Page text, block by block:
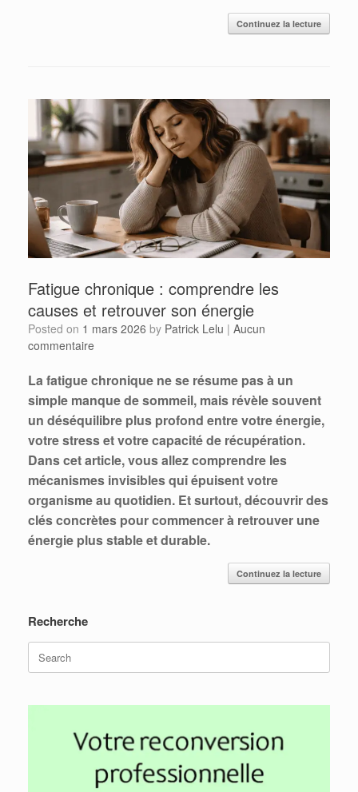
Continuez la lecture
Fatigue chronique : comprendre les
causes et retrouver son énergie
Posted on 1 mars 2026 by Patrick Lelu | Aucun
commentaire
La fatigue chronique ne se résume pas à un
simple manque de sommeil, mais révèle souvent
un déséquilibre plus profond entre votre énergie,
votre stress et votre capacité de récupération.
Dans cet article, vous allez comprendre les
mécanismes invisibles qui épuisent votre
organisme au quotidien. Et surtout, découvrir des
clés concrètes pour commencer à retrouver une
énergie plus stable et durable.
Continuez la lecture
Recherche
Search
for: